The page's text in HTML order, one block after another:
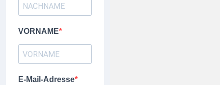
VORNAME
E-Mail-Adresse